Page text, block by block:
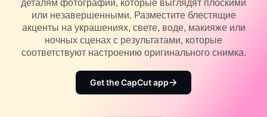
Dreamina AI
Pippit AI
ИИ-генератор изображений
Улучшение изображений от ИИ
Dreamina Seedance 2.5
Nano Banana Pro
Редактор и генератор голоса
Варианты использования
Шаблоны календарей
Шаблоны для годовщин
Шаблоны эффектов
Программа первопроходцев
Программа творческих партнеров
Креативный кампус CapCut
деталям фотографии, которые выглядят плоскими
или незавершенными. Разместите блестящие
акценты на украшениях, свете, воде, макияже или
ночных сценах с результатами, которые
соответствуют настроению оригинального снимка.
Get the CapCut app